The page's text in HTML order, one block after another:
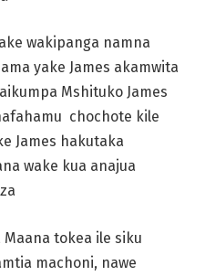
wakipanga namna
yake James akamwita
Mshituko James
chochote kile
James hakutaka
wake kua anajua
Maana tokea ile siku
machoni, nawe